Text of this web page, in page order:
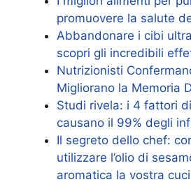
promuovere la salute
Abbandonare i cibi
scopri gli incredibili
Nutrizionisti
Migliorano la Memoria
Studi rivela: i 4 fattori
causano il 99% degli
Il segreto dello chef:
utilizzare l’olio di
aromatica la vostra